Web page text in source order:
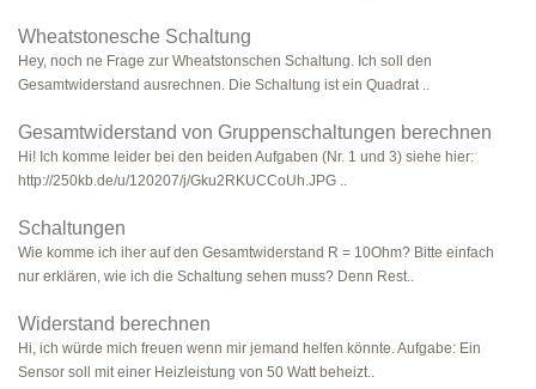
Wheatstonesche Schaltung
Hey, noch ne Frage zur Wheatstonschen Schaltung. Ich soll den
Gesamtwiderstand ausrechnen. Die Schaltung ist ein Quadrat ..
Gesamtwiderstand von Gruppenschaltungen berechnen
Hi! Ich komme leider bei den beiden Aufgaben (Nr. 1 und 3) siehe hier:
http://250kb.de/u/120207/j/Gku2RKUCCoUh.JPG ..
Schaltungen
Wie komme ich iher auf den Gesamtwiderstand R = 10Ohm? Bitte einfach
nur erklären, wie ich die Schaltung sehen muss? Denn Rest..
Widerstand berechnen
Hi, ich würde mich freuen wenn mir jemand helfen könnte. Aufgabe: Ein
Sensor soll mit einer Heizleistung von 50 Watt beheizt..